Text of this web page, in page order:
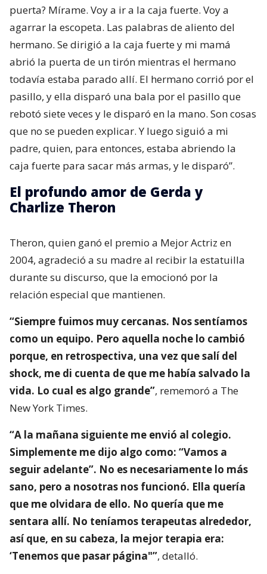
puerta? Mírame. Voy a ir a la caja fuerte. Voy a
agarrar la escopeta. Las palabras de aliento del
hermano. Se dirigió a la caja fuerte y mi mamá
abrió la puerta de un tirón mientras el hermano
todavía estaba parado allí. El hermano corrió por el
pasillo, y ella disparó una bala por el pasillo que
rebotó siete veces y le disparó en la mano. Son cosas
que no se pueden explicar. Y luego siguió a mi
padre, quien, para entonces, estaba abriendo la
caja fuerte para sacar más armas, y le disparó”.
El profundo amor de Gerda y
Charlize Theron
Theron, quien ganó el premio a Mejor Actriz en
2004, agradeció a su madre al recibir la estatuilla
durante su discurso, que la emocionó por la
relación especial que mantienen.
“Siempre fuimos muy cercanas. Nos sentíamos
como un equipo. Pero aquella noche lo cambió
porque, en retrospectiva, una vez que salí del
shock, me di cuenta de que me había salvado la
vida. Lo cual es algo grande”, rememoró a The
New York Times.
“A la mañana siguiente me envió al colegio.
Simplemente me dijo algo como: “Vamos a
seguir adelante”. No es necesariamente lo más
sano, pero a nosotras nos funcionó. Ella quería
que me olvidara de ello. No quería que me
sentara allí. No teníamos terapeutas alrededor,
así que, en su cabeza, la mejor terapia era:
‘Tenemos que pasar página"”, detalló.